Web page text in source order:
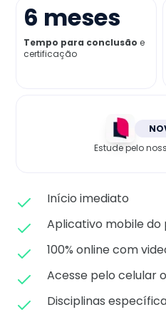
Já sou aluno
6 meses
Tempo para conclusão e
certificação
Estude pelo
Início imediato
Aplicativo mobile do
100% online com
Acesse pelo celular
Disciplinas